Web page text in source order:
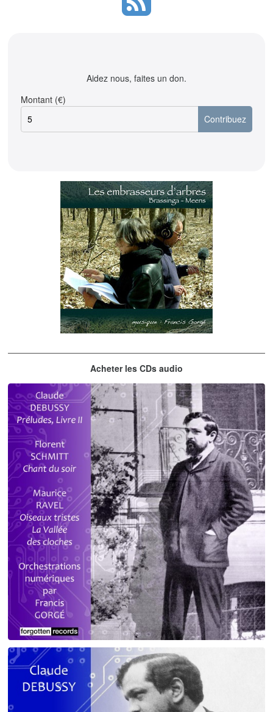
Aidez nous, faites un don.
Montant (€)
Les embrasseurs d'arbres
Acheter les CDs audio
Debussy - Schmitt - Ravel
orchestrations numériques par Francis Gorgé